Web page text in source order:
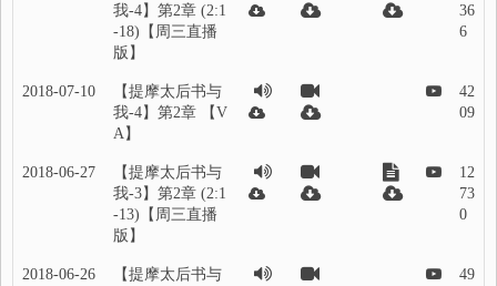
我-4】第2章 (2:1
-18)【周三直播
版】
36
6
2018-07-10
【提摩太后书与
我-4】第2章 【V
A】
42
09
2018-06-27
【提摩太后书与
我-3】第2章 (2:1
-13)【周三直播
版】
12
73
0
2018-06-26
【提摩太后书与
49